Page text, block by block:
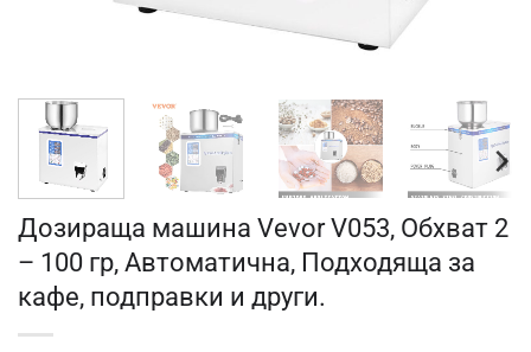
Дозираща машина Vevor V053, Обхват 2
– 100 гр, Автоматична, Подходяща за
кафе, подправки и други.